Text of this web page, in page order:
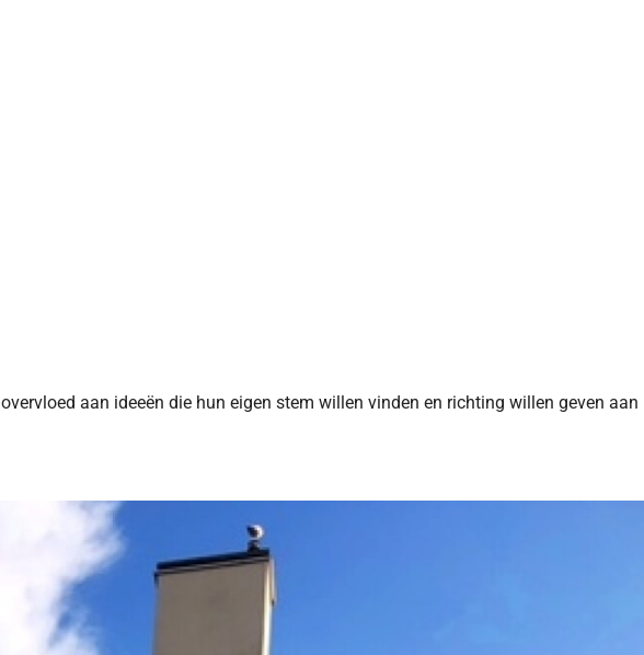
aan ideeën die hun eigen stem willen vinden en richting willen geven aan